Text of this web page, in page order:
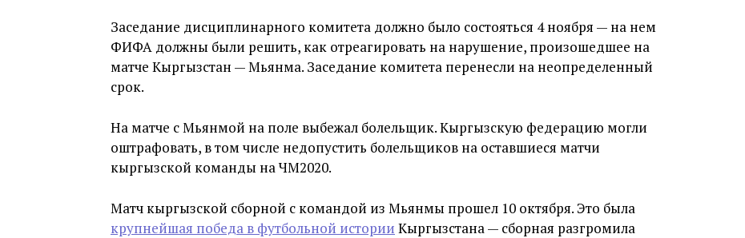
Заседание дисциплинарного комитета должно было состояться 4 ноября — на нем
ФИФА должны были решить, как отреагировать на нарушение, произошедшее на
матче Кыргызстан — Мьянма. Заседание комитета перенесли на неопределенный
срок.
На матче с Мьянмой на поле выбежал болельщик. Кыргызскую федерацию могли
оштрафовать, в том числе недопустить болельщиков на оставшиеся матчи
кыргызской команды на ЧМ2020.
Матч кыргызской сборной с командой из Мьянмы прошел 10 октября. Это была
крупнейшая победа в футбольной истории Кыргызстана — сборная разгромила